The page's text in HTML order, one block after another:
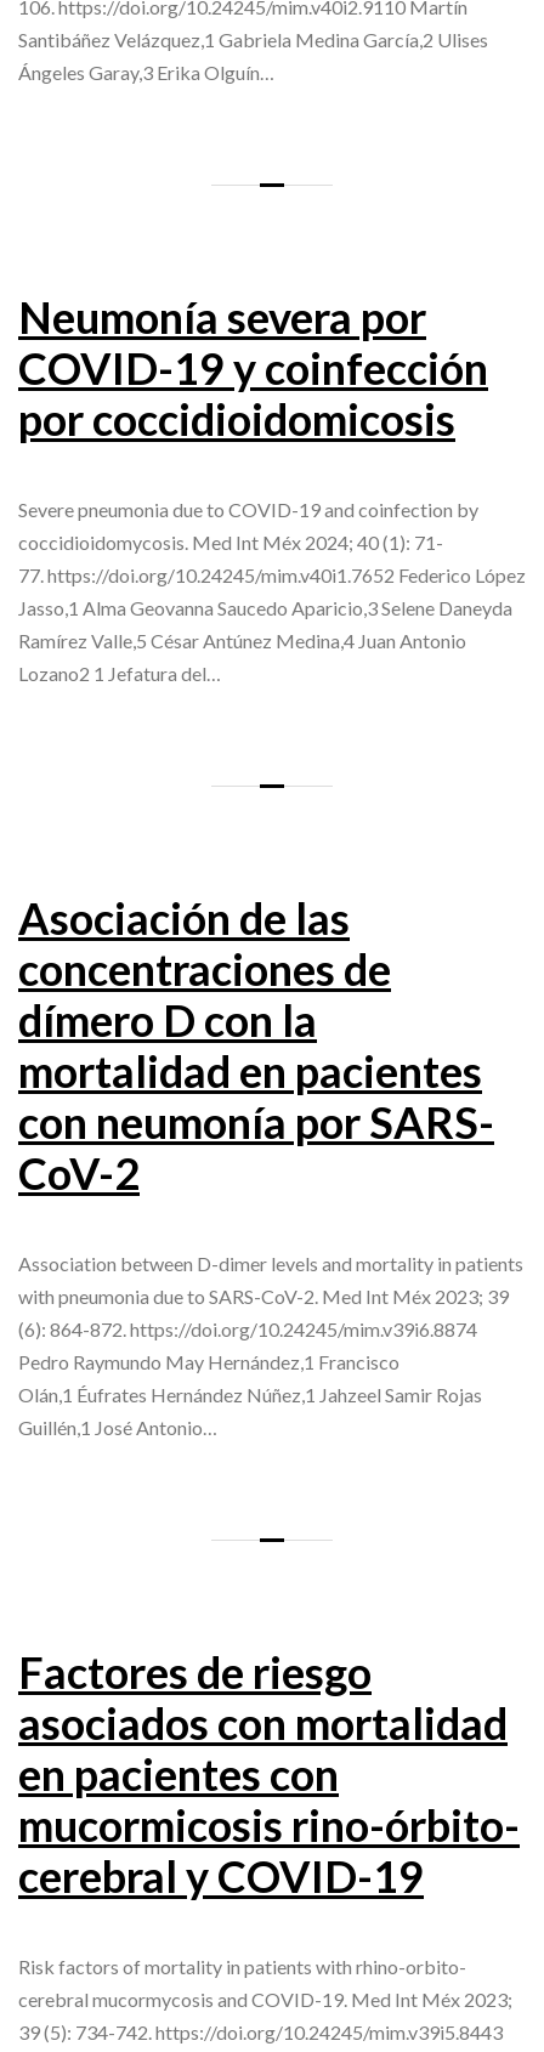
106. https://doi.org/10.24245/mim.v40i2.9110 Martín
Santibáñez Velázquez,1 Gabriela Medina García,2 Ulises
Ángeles Garay,3 Erika Olguín…
Neumonía severa por
COVID-19 y coinfección
por coccidioidomicosis
Severe pneumonia due to COVID-19 and coinfection by
coccidioidomycosis. Med Int Méx 2024; 40 (1): 71-
77. https://doi.org/10.24245/mim.v40i1.7652 Federico López
Jasso,1 Alma Geovanna Saucedo Aparicio,3 Selene Daneyda
Ramírez Valle,5 César Antúnez Medina,4 Juan Antonio
Lozano2 1 Jefatura del…
Asociación de las
concentraciones de
dímero D con la
mortalidad en pacientes
con neumonía por SARS-
CoV-2
Association between D-dimer levels and mortality in patients
with pneumonia due to SARS-CoV-2. Med Int Méx 2023; 39
(6): 864-872. https://doi.org/10.24245/mim.v39i6.8874
Pedro Raymundo May Hernández,1 Francisco
Olán,1 Éufrates Hernández Núñez,1 Jahzeel Samir Rojas
Guillén,1 José Antonio…
Factores de riesgo
asociados con mortalidad
en pacientes con
mucormicosis rino-órbito-
cerebral y COVID-19
Risk factors of mortality in patients with rhino-orbito-
cerebral mucormycosis and COVID-19. Med Int Méx 2023;
39 (5): 734-742. https://doi.org/10.24245/mim.v39i5.8443